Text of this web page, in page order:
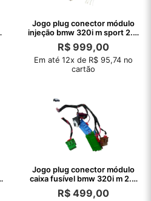
Jogo plug conector módulo
injeção bmw 320i m sport 2.0
2021
R$999,00
Em até 12x de R$ 95,74 no
cartão
Jogo plug conector módulo
caixa fusível bmw 320i m 2.0
2021
R$499,00